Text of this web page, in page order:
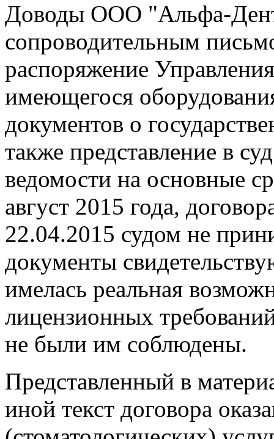
Доводы ООО "Альфа-
сопроводительным
распоряжение
имеющегося
документов о
также представление в
ведомости на основные
август 2015 года,
22.04.2015 судом не
документы
имелась реальная
лицензионных
не были им соблюдены.
Представленный в
иной текст договора